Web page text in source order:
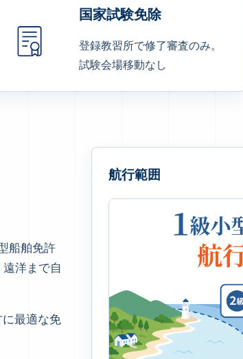
国家試験免除
登録教習所で修了審査のみ。
試験会場移動なし
船舶免許
洋まで自
最適な免
航行範囲